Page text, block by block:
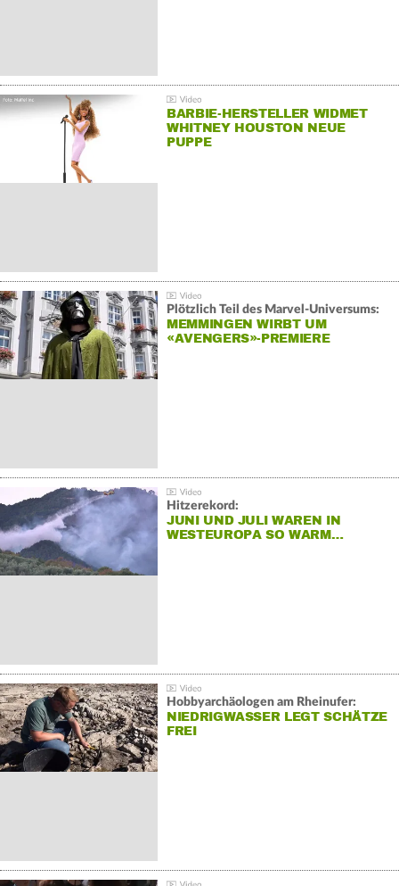
BARBIE-HERSTELLER WIDMET
WHITNEY HOUSTON NEUE
PUPPE
Plötzlich Teil des Marvel-Universums:
MEMMINGEN WIRBT UM
«AVENGERS»-PREMIERE
Hitzerekord:
JUNI UND JULI WAREN IN
WESTEUROPA SO WARM…
Hobbyarchäologen am Rheinufer:
NIEDRIGWASSER LEGT SCHÄTZE
FREI